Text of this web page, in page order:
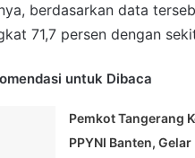
berdasarkan data
71,7 persen dengan
untuk Dibaca
Pemkot Tangerang
PPYNI Banten,